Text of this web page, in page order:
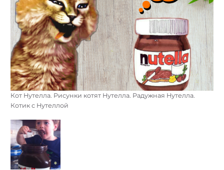
Кот Нутелла. Рисунки котят Нутелла. Радужная Нутелла.
Котик с Нутеллой